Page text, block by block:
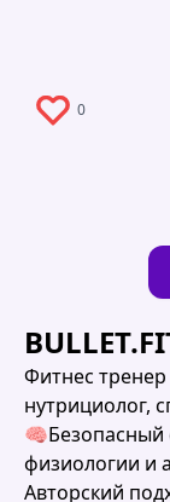
0
Фитнес
нутрициолог,
физиологии и
Авторский